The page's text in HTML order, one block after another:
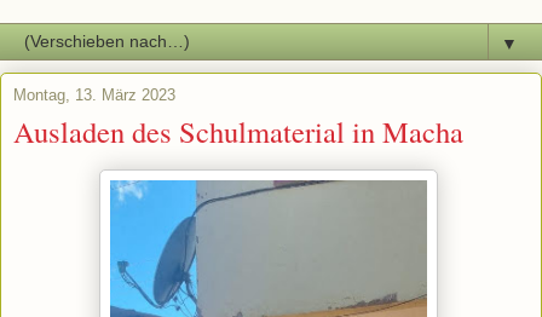
▼
Montag, 13. März 2023
Ausladen des Schulmaterial in Macha